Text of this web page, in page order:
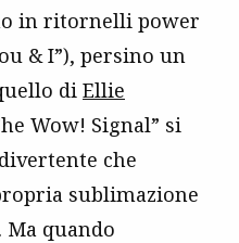
in ritornelli power
& I”), persino un
di Ellie
Wow! Signal” si
che
sublimazione
quando